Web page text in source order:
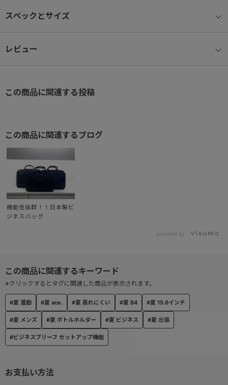
計。
※15.6インチ参考サイズ：W38.5×H26.5×D2.7cm
ファスナーを開くだけで収納容量がアップし、急な荷物にも柔軟に
● フロントポケット機能
し、小物の整理も快適。
さらに、正面右側には折りたたみ傘やペットボトルを収納できるス
ペースを設け、見た目を損なわず実用性をプラスしています。
● 内装（メインコンパートメント）
視認性の高いグレーの裏地を採用し、荷物が一目で見つかるストレ
● ボトルホルダー付き
バッグ内部には専用のボトルホルダーを搭載。
ペットボトルなどの水滴から、書類や電子機器をしっかり守りま
す。
● セットアップ機能
出張や旅行時の移動もスムーズにこなせます。
スペックとサイズ
レビュー
お支払い方法
#夏 通勤 #夏 ace. #夏 蒸れにくい #夏 B4 #夏 15.6インチ
#夏 メンズ #夏 ボトルホルダー #夏 ビジネス #夏 出張
#ビジネスブリーフ セットアップ機能
※クリックするとタグに関連した商品が表示されます。
この商品に関連する投稿
この商品に関連するブログ
機能性抜群！！日本製ビ
ジネスバッグ
powered by